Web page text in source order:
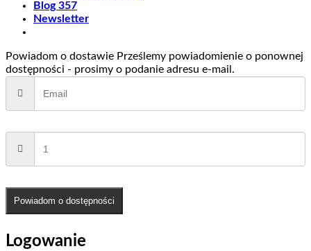
Blog 357
Newsletter
Powiadom o dostawie Prześlemy powiadomienie o ponownej
dostępności - prosimy o podanie adresu e-mail.
Powiadom o dostępności
Logowanie